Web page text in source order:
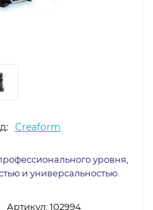
Creaform
уровня,
и универсальностью.
Артикул: 102994